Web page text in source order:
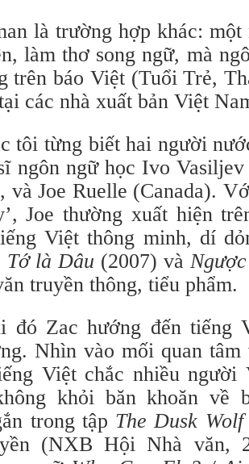
là trường hợp khác:
làm thơ song ngữ, mà
trên báo Việt (Tuổi Trẻ,
các nhà xuất bản Việt
tôi từng biết hai người
ngôn ngữ học Ivo
và Joe Ruelle (Canada).
Joe thường xuất hiện
Việt thông minh, dí
Tớ là Dâu (2007) và
truyền thông, tiểu phẩm.
đó Zac hướng đến tiếng
Nhìn vào mối quan tâm
Việt chắc nhiều người
khỏi băn khoăn về
trong tập The Dusk
(NXB Hội Nhà văn,